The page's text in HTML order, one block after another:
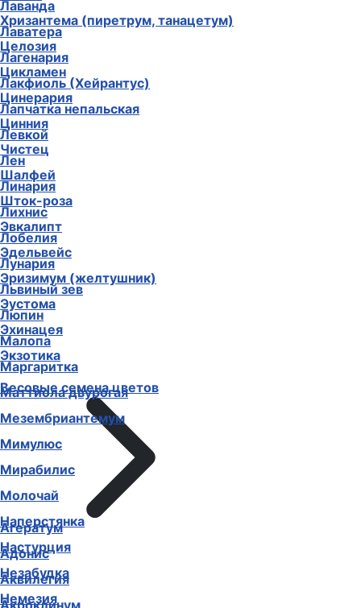
Хризантема (пиретрум, танацетум)
Целозия
Цикламен
Цинерария
Цинния
Чистец
Шалфей
Шток-роза
Эвкалипт
Эдельвейс
Эризимум (желтушник)
Эустома
Эхинацея
Экзотика
Весовые семена цветов
Агератум
Адонис
Аквилегия
Акроклинум
Лаванда
Лаватера
Лагенария
Лакфиоль (Хейрантус)
Лапчатка непальская
Левкой
Лен
Линария
Лихнис
Лобелия
Лунария
Львиный зев
Люпин
Малопа
Маргаритка
Маттиола двурогая
Мезембриантемум
Мимулюс
Мирабилис
Молочай
Наперстянка
Настурция
Незабудка
Немезия